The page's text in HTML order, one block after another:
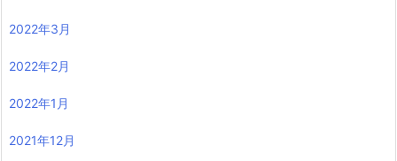
2022年3月
2022年2月
2022年1月
2021年12月